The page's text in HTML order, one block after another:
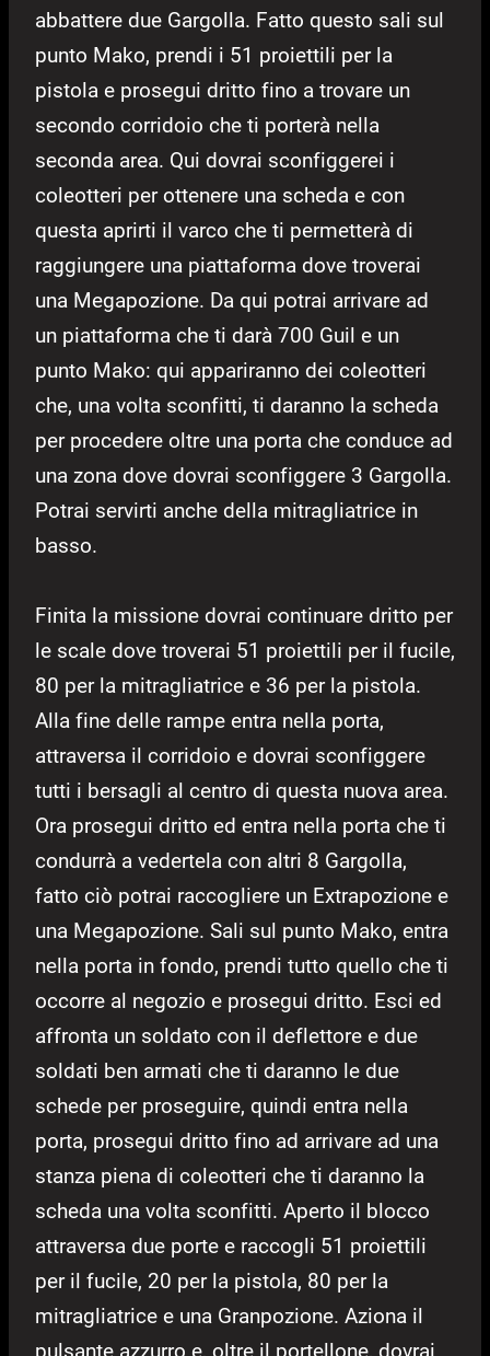
abbattere due Gargolla. Fatto questo sali sul
punto Mako, prendi i 51 proiettili per la
pistola e prosegui dritto fino a trovare un
secondo corridoio che ti porterà nella
seconda area. Qui dovrai sconfiggerei i
coleotteri per ottenere una scheda e con
questa aprirti il varco che ti permetterà di
raggiungere una piattaforma dove troverai
una Megapozione. Da qui potrai arrivare ad
un piattaforma che ti darà 700 Guil e un
punto Mako: qui appariranno dei coleotteri
che, una volta sconfitti, ti daranno la scheda
per procedere oltre una porta che conduce ad
una zona dove dovrai sconfiggere 3 Gargolla.
Potrai servirti anche della mitragliatrice in
basso.
Finita la missione dovrai continuare dritto per
le scale dove troverai 51 proiettili per il fucile,
80 per la mitragliatrice e 36 per la pistola.
Alla fine delle rampe entra nella porta,
attraversa il corridoio e dovrai sconfiggere
tutti i bersagli al centro di questa nuova area.
Ora prosegui dritto ed entra nella porta che ti
condurrà a vedertela con altri 8 Gargolla,
fatto ciò potrai raccogliere un Extrapozione e
una Megapozione. Sali sul punto Mako, entra
nella porta in fondo, prendi tutto quello che ti
occorre al negozio e prosegui dritto. Esci ed
affronta un soldato con il deflettore e due
soldati ben armati che ti daranno le due
schede per proseguire, quindi entra nella
porta, prosegui dritto fino ad arrivare ad una
stanza piena di coleotteri che ti daranno la
scheda una volta sconfitti. Aperto il blocco
attraversa due porte e raccogli 51 proiettili
per il fucile, 20 per la pistola, 80 per la
mitragliatrice e una Granpozione. Aziona il